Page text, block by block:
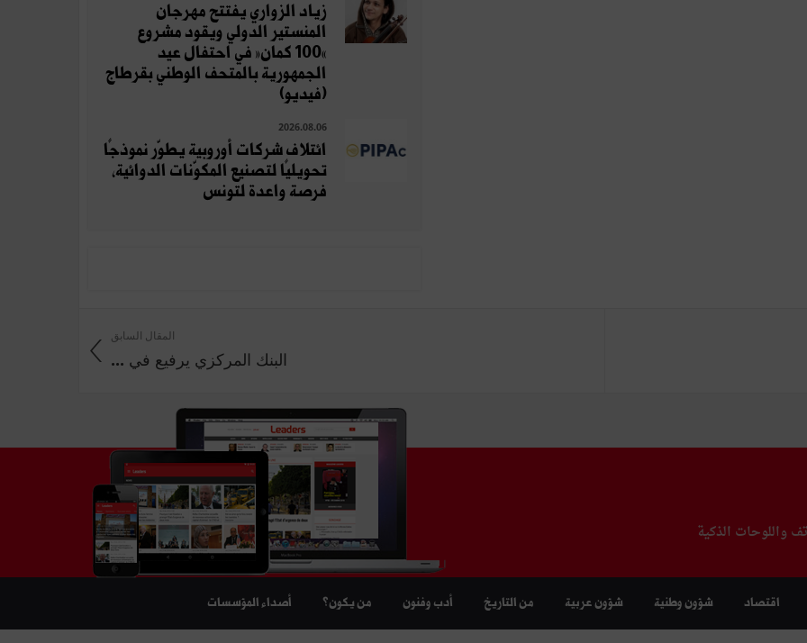
زياد الزواري يفتتح مهرجان
المنستير الدولي ويقود مشروع
«100 كمان» في احتفال عيد
الجمهورية بالمتحف الوطني بقرطاج
(فيديو)
2026.08.06
ائتلاف شركات أوروبية يطوّر نموذجًا
تحويليًا لتصنيع المكوّنات الدوائية،
فرصة واعدة لتونس
المقال السابق
البنك المركزي يرفيع في ...
واللوحات الذكية
اقتصاد شؤون وطنية شؤون عربية من التاريخ أدب وفنون من يكون؟ أصداء المؤسسات